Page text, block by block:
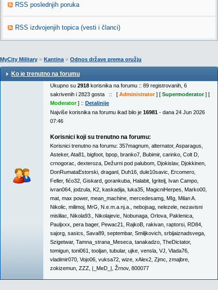
RSS poslednjih poruka
RSS izdvojenjih topica (vesti i članci)
MyCity Military » Kantina» Odnos države prema oružju
Ko je trenutno na forumu
Ukupno su 2918 korisnika na forumu :: 89 registrovanih, 6
sakrivenih i 2823 gosta :: [ Administrator] [ Supermoderator] [
Moderator] :: Detaljnije
Najviše korisnika na forumu ikad bilo je 16981 - dana 24 Jun 2026
07:46
Korisnici koji su trenutno na forumu:
Korisnici trenutno na forumu: 357magnum alternator, Asparagus
Asteker, Ata81 bigfoot bpop branko7 Bubimir, carinko Colt D
crnogorac dexteroza Dežurni pod palubom Djokislav, Djokkinen
DonRumataEstorski draganl Duh16 dule10savic Ercomero
Feller, fićo32 Giskard gorankuba Halabit Igritelj Ivan Campo
ivran064 jodzula K2 kaskadija luka35 MagicniHerpes Marko00
mat max power, mean_machine mercedesamg MIg Milan A.
Nikolic milimoj MrG N.e.m.a.nj.a. nebojsag nelezele nezavisni
mislilac Nikola93. Nikolajevic Nobunaga Orlova Paklenica
Pauljxxx pera bager, Pewac21 RajkoB rakivan raptorsi RD84
sajorg sasics Sava89 septembar, Smiljkovich srbijaiznadsvega
Szigetwar, Tamna_strana_Meseca tanakadzo TheDictator,
tomigun toni061 tooljan tubular, ujke vensla VJ Vlada76
vladimir070 Vojo06 vuksa72 wize xAlex2 Zjmc zmajbre
zokizemun ZZZ |_MeD_| Žrnov, 800077